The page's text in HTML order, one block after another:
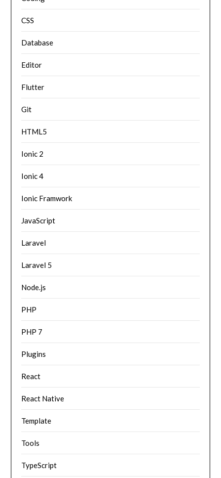
CSS
Database
Editor
Flutter
Git
HTML5
Ionic 2
Ionic 4
Ionic Framwork
JavaScript
Laravel
Laravel 5
Node.js
PHP
PHP 7
Plugins
React
React Native
Template
Tools
TypeScript